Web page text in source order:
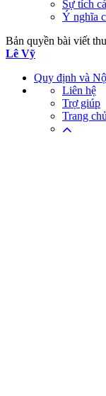
Sự tích
Ý nghĩa
Bản quyền bài viết
Lê Vỹ
Quy định và
Liên hệ
Trợ giúp
Trang